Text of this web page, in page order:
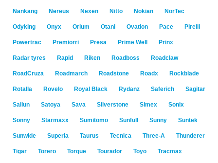
Nankang Nereus Nexen Nitto Nokian NorTec
Odyking Onyx Orium Otani Ovation Pace Pirelli
Powertrac Premiorri Presa Prime Well Prinx
Radar tyres Rapid Riken Roadboss Roadclaw
RoadCruza Roadmarch Roadstone Roadx Rockblade
Rotalla Rovelo Royal Black Rydanz Saferich Sagitar
Sailun Satoya Sava Silverstone Simex Sonix
Sonny Starmaxx Sumitomo Sunfull Sunny Suntek
Sunwide Superia Taurus Tecnica Three-A Thunderer
Tigar Torero Torque Tourador Toyo Tracmax